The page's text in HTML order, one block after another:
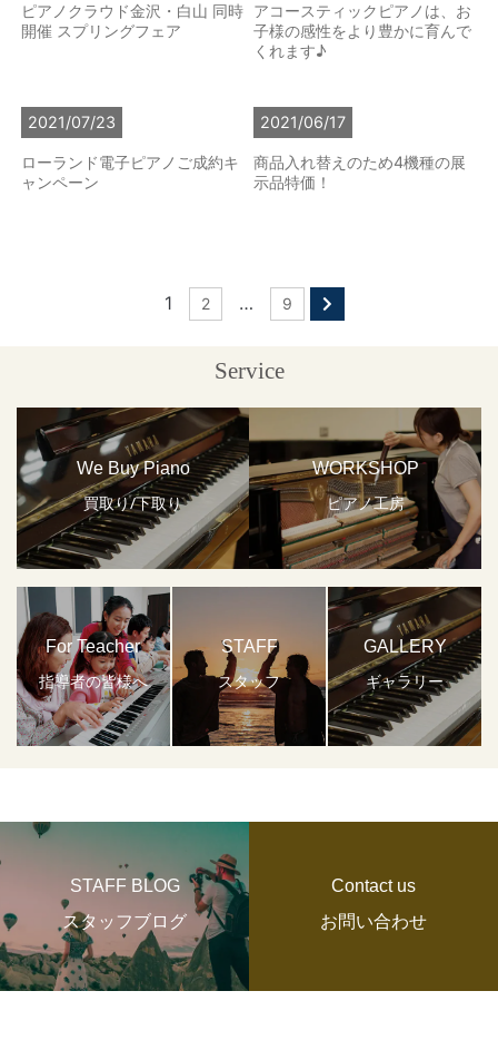
ピアノクラウド金沢・白山 同時
開催 スプリングフェア
アコースティックピアノは、お
子様の感性をより豊かに育んで
くれます♪
2021/07/23
ローランド電子ピアノご成約キ
ャンペーン
2021/06/17
商品入れ替えのため4機種の展
示品特価！
1 2 … 9
Service
We Buy Piano
買取り/下取り
WORKSHOP
ピアノ工房
For Teacher
指導者の皆様へ
STAFF
スタッフ
GALLERY
ギャラリー
STAFF BLOG
スタッフブログ
Contact us
お問い合わせ